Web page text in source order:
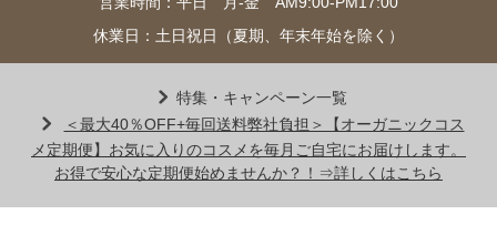
休業日：土日祝日（夏期、年末年始を除く）
特集・キャンペーン一覧
＜最大40％OFF+毎回送料弊社負担＞【オーガニックコス
メ定期便】お気に入りのコスメを毎月ご自宅にお届けします。
お得で安心な定期便始めませんか？！⇒詳しくはこちら